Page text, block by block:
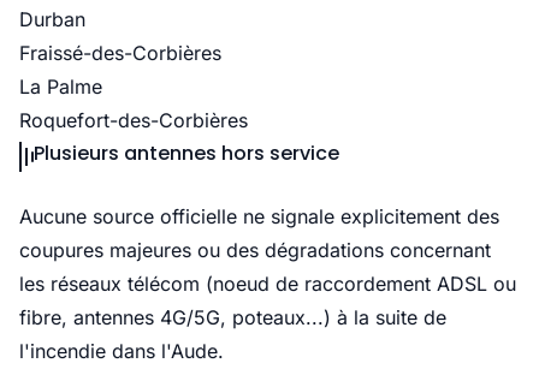
Durban
Fraissé-des-Corbières
La Palme
Roquefort-des-Corbières
Plusieurs antennes hors service
Aucune source officielle ne signale explicitement des
coupures majeures ou des dégradations concernant
les réseaux télécom (noeud de raccordement ADSL ou
fibre, antennes 4G/5G, poteaux...) à la suite de
l'incendie dans l'Aude.